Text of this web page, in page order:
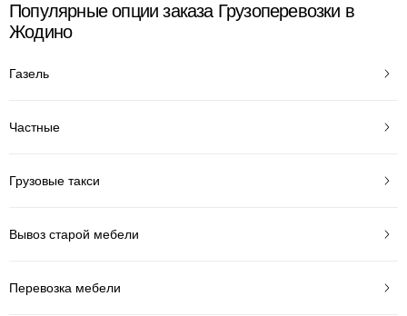
Популярные опции заказа Грузоперевозки в
Жодино
Газель
Частные
Грузовые такси
Вывоз старой мебели
Перевозка мебели